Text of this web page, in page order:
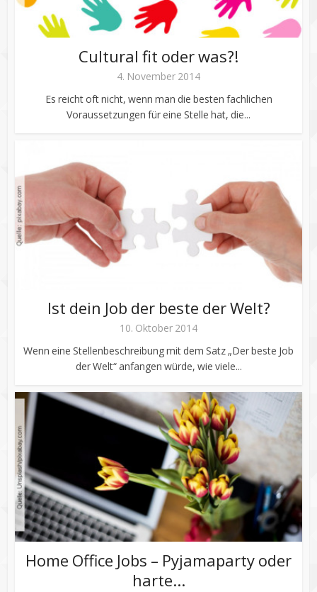
Cultural fit oder was?!
4. November 2014
Es reicht oft nicht, wenn man die besten fachlichen
Voraussetzungen für eine Stelle hat, die...
Ist dein Job der beste der Welt?
10. Oktober 2014
Wenn eine Stellenbeschreibung mit dem Satz „Der beste Job
der Welt“ anfangen würde, wie viele...
Home Office Jobs – Pyjamaparty oder
harte...